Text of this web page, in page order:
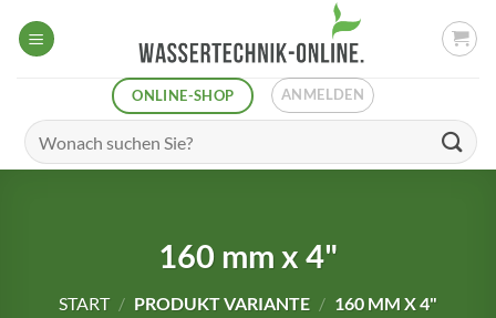
Inhalt
ONLINE-SHOP ANMELDEN
Suchen
nach:
160 mm x 4"
START / PRODUKT VARIANTE / 160 MM X 4"